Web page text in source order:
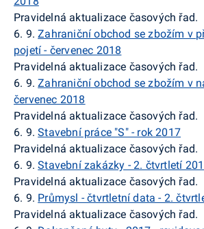
Pravidelná aktualizace časových řad.
6. 9.Zahraniční obchod se zbožím v
pojetí - červenec 2018
Pravidelná aktualizace časových řad.
6. 9.Zahraniční obchod se zbožím v
červenec 2018
Pravidelná aktualizace časových řad.
6. 9.Stavební práce "S" - rok 2017
Pravidelná aktualizace časových řad.
6. 9.Stavební zakázky - 2. čtvrtletí
Pravidelná aktualizace časových řad.
6. 9. Průmysl - čtvrtletní data - 2.
Pravidelná aktualizace časových řad.